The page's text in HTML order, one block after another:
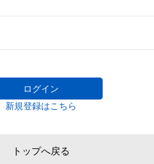
ログイン
新規登録はこちら
トップへ戻る